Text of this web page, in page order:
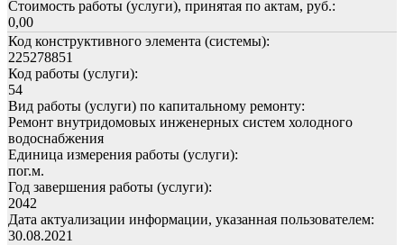
Стоимость работы (услуги), принятая по актам, руб.:
0,00
Код конструктивного элемента (системы):
225278851
Код работы (услуги):
54
Вид работы (услуги) по капитальному ремонту:
Ремонт внутридомовых инженерных систем холодного
водоснабжения
Единица измерения работы (услуги):
пог.м.
Год завершения работы (услуги):
2042
Дата актуализации информации, указанная пользователем:
30.08.2021